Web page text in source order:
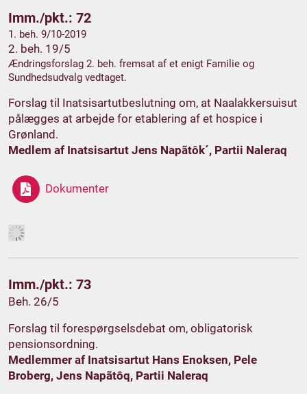
Imm./pkt.: 72
1. beh. 9/10-2019
2. beh. 19/5
Ændringsforslag 2. beh. fremsat af et enigt Familie og
Sundhedsudvalg vedtaget.
Forslag til Inatsisartutbeslutning om, at Naalakkersuisut
pålægges at arbejde for etablering af et hospice i
Grønland.
Medlem af Inatsisartut Jens Napãtôk´, Partii Naleraq
Dokumenter
Imm./pkt.: 73
Beh. 26/5
Forslag til forespørgselsdebat om, obligatorisk
pensionsordning.
Medlemmer af Inatsisartut Hans Enoksen, Pele
Broberg, Jens Napãtôq, Partii Naleraq